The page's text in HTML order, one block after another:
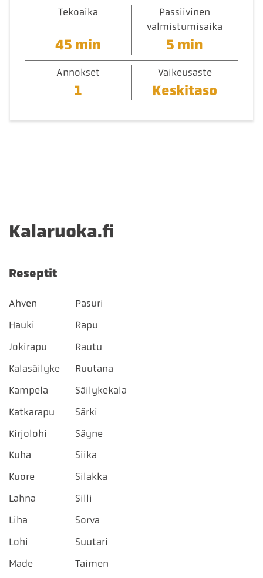
Tekoaika
45 min
Passiivinen
valmistumisaika
5 min
Annokset
1
Vaikeusaste
Keskitaso
Kalaruoka.fi
Reseptit
Ahven
Hauki
Jokirapu
Kalasäilyke
Kampela
Katkarapu
Kirjolohi
Kuha
Kuore
Lahna
Liha
Lohi
Made
Pasuri
Rapu
Rautu
Ruutana
Säilykekala
Särki
Säyne
Siika
Silakka
Silli
Sorva
Suutari
Taimen